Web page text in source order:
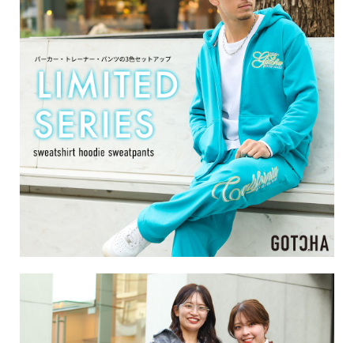
サイズ
S
M
L
XL
XXL
XXXL
29inc
30inc
32inc
34inc
36inc
38inc
40inc
KIDS
カラー
tune 絞り込んで検索する